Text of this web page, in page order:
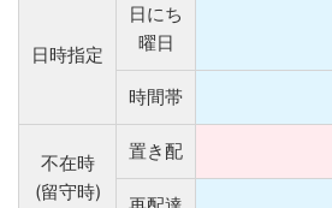
日時指定
日にち
曜日
時間帯
不在時
(留守時)
置き配